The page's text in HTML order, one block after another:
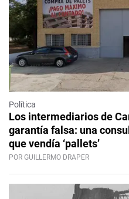
Política
Los intermediarios de
garantía falsa: una
que vendía ‘pallets’
POR GUILLERMO DRAPER